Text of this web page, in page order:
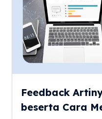
Feedback
beserta Cara